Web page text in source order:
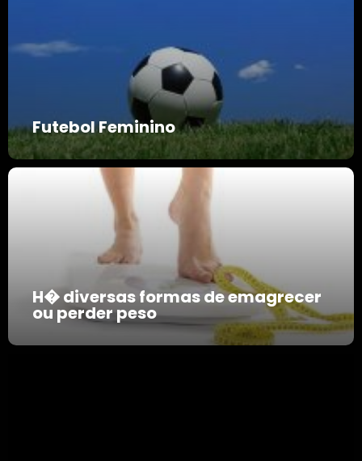
Futebol Feminino
H� diversas formas de emagrecer
ou perder peso